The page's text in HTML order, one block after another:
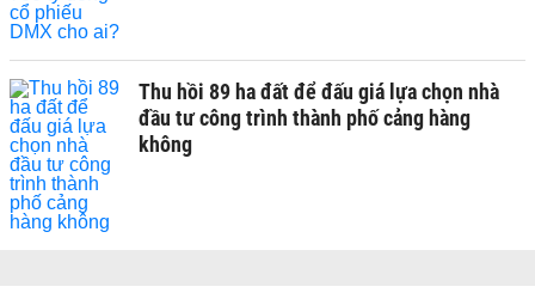
Thu hồi 89 ha đất để đấu giá lựa chọn nhà
đầu tư công trình thành phố cảng hàng
không